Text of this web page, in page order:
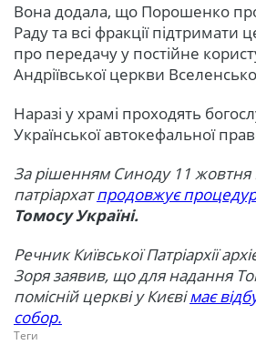
Вона додала, що Порошенко
Раду та всі фракції підтримати
про передачу у постійне
Андріївської церкви
Наразі у храмі проходять
Української автокефальної
За рішенням Синоду 11 жовтня
патріархатпродовжує
Томосу Україні.
Речник Київської Патріархії
Зоря заявив, що для надання
помісній церкві у Києвімає
собор.
Теги